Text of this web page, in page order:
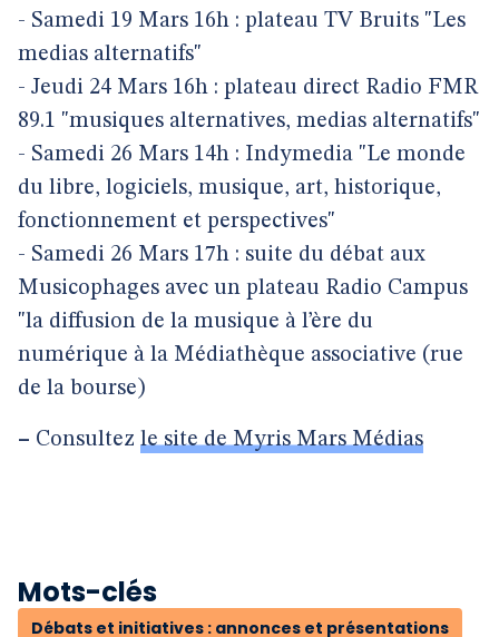
- Samedi 19 Mars 16h : plateau TV Bruits "Les
medias alternatifs"
- Jeudi 24 Mars 16h : plateau direct Radio FMR
89.1 "musiques alternatives, medias alternatifs"
- Samedi 26 Mars 14h : Indymedia "Le monde
du libre, logiciels, musique, art, historique,
fonctionnement et perspectives"
- Samedi 26 Mars 17h : suite du débat aux
Musicophages avec un plateau Radio Campus
"la diffusion de la musique à l’ère du
numérique à la Médiathèque associative (rue
de la bourse)
– Consultez le site de Myris Mars Médias
Mots-clés
Débats et initiatives : annonces et présentations